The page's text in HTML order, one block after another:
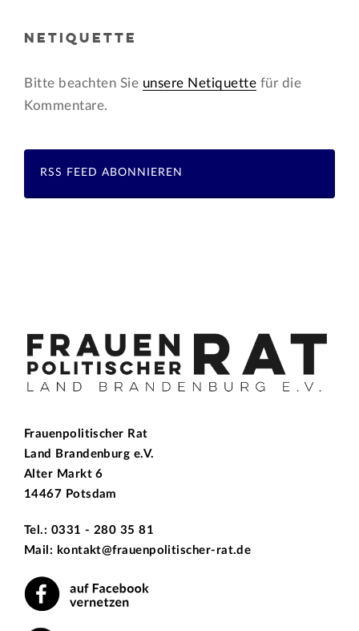
NETIQUETTE
Bitte beachten Sie unsere Netiquette für die
Kommentare.
RSS FEED ABONNIEREN
Frauenpolitischer Rat
Land Brandenburg e.V.
Alter Markt 6
14467 Potsdam
Tel.: 0331 - 280 35 81
Mail: kontakt@frauenpolitischer-rat.de